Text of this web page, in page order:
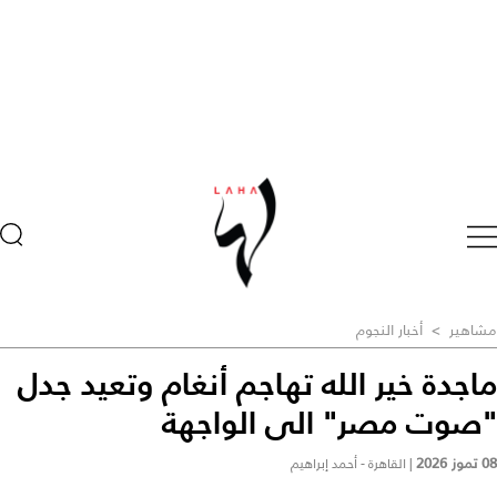
مشاهير > أخبار النجوم
ماجدة خير الله تهاجم أنغام وتعيد جدل
"صوت مصر" الى الواجهة
08 تموز 2026 | القاهرة - أحمد إبراهيم